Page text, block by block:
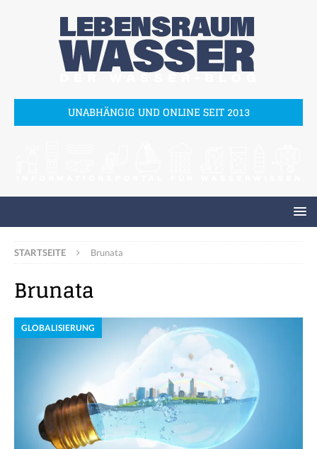
UNABHÄNGIG UND ONLINE SEIT 2013
STARTSEITE Brunata
Brunata
GLOBALISIERUNG